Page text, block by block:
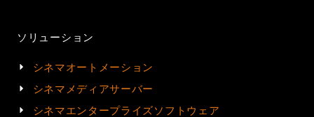
ソリューション
シネマオートメーション
シネマメディアサーバー
シネマエンタープライズソフトウェア